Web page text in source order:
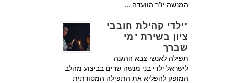
המנשה יו"ר הוועדה …
"ילדי קהילת חובבי
ציון בשירת "מי
שברך
תפילה לאנשי צבא ההגנה
לישראל ילדי בני מנשה שרים בביצוע מהלב
המופק להפליא את התפילה המסורתית